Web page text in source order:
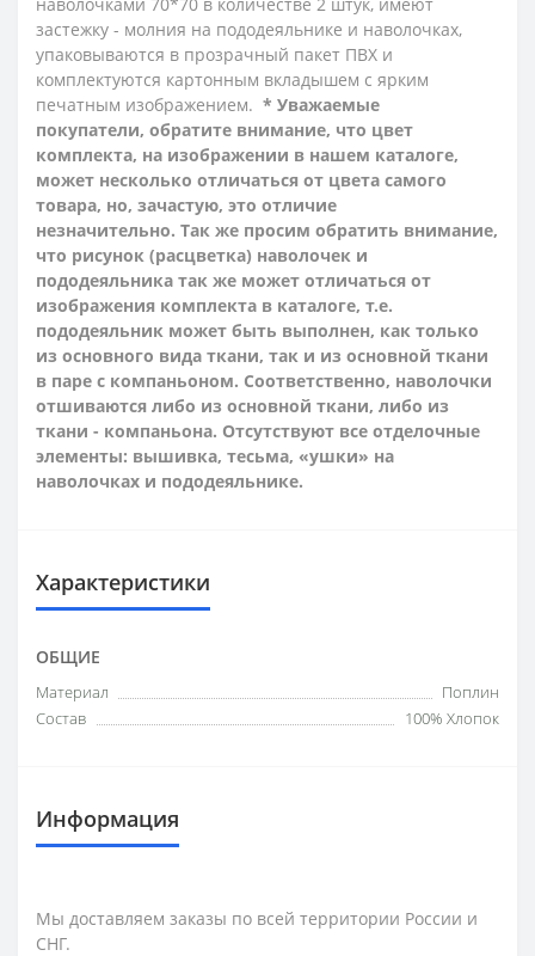
застежку - молния на пододеяльнике и наволочках,
упаковываются в прозрачный пакет ПВХ и
комплектуются картонным вкладышем с ярким
печатным изображением. * Уважаемые
покупатели, обратите внимание, что цвет
комплекта, на изображении в нашем каталоге,
может несколько отличаться от цвета самого
товара, но, зачастую, это отличие
незначительно. Так же просим обратить внимание,
что рисунок (расцветка) наволочек и
пододеяльника так же может отличаться от
изображения комплекта в каталоге, т.е.
пододеяльник может быть выполнен, как только
из основного вида ткани, так и из основной ткани
в паре с компаньоном. Соответственно, наволочки
отшиваются либо из основной ткани, либо из
ткани - компаньона. Отсутствуют все отделочные
элементы: вышивка, тесьма, «ушки» на
наволочках и пододеяльнике.
Характеристики
ОБЩИЕ
Материал
Поплин
Состав
100% Хлопок
Информация
Мы доставляем заказы по всей территории России и
СНГ.